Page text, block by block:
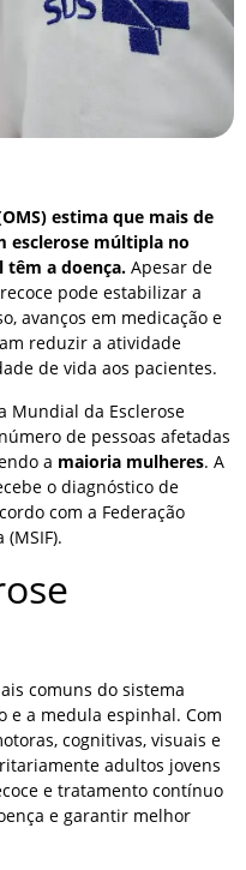
estima que mais de
esclerose múltipla no
têm a doença. Apesar de
pode estabilizar a
avanços em medicação e
reduzir a atividade
de vida aos pacientes.
Mundial da Esclerose
de pessoas afetadas
a maioria mulheres. A
o diagnóstico de
com a Federação
comuns do sistema
e a medula espinhal. Com
cognitivas, visuais e
adultos jovens
e tratamento contínuo
e garantir melhor